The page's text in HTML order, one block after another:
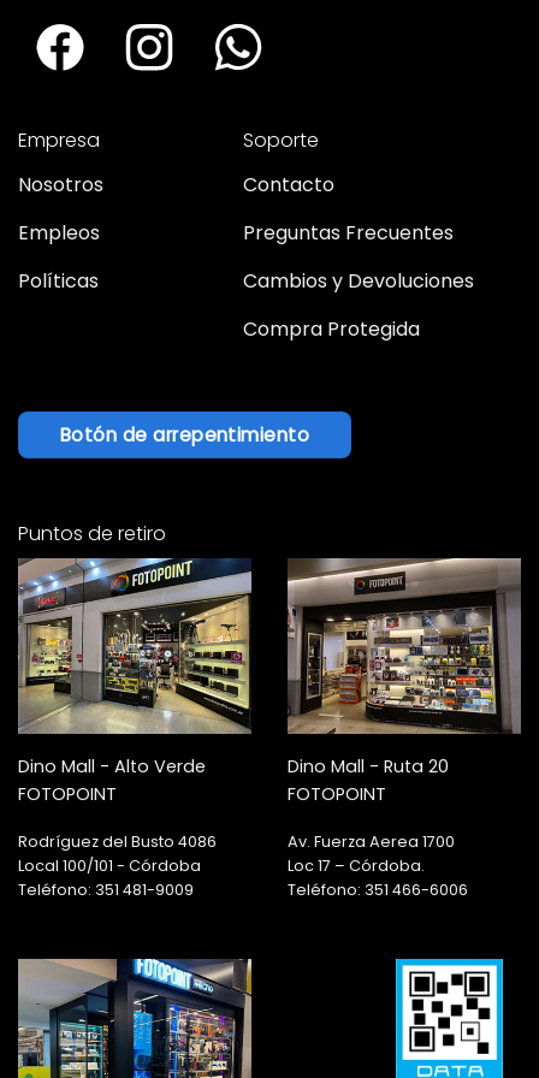
Empresa
Nosotros
Empleos
Políticas
Soporte
Contacto
Preguntas Frecuentes
Cambios y Devoluciones
Compra Protegida
Botón de arrepentimiento
Puntos de retiro
Dino Mall - Alto Verde
FOTOPOINT
Rodríguez del Busto 4086
Local 100/101 - Córdoba
Teléfono: 351 481-9009
Dino Mall - Ruta 20
FOTOPOINT
Av. Fuerza Aerea 1700
Loc 17 – Córdoba.
Teléfono: 351 466-6006